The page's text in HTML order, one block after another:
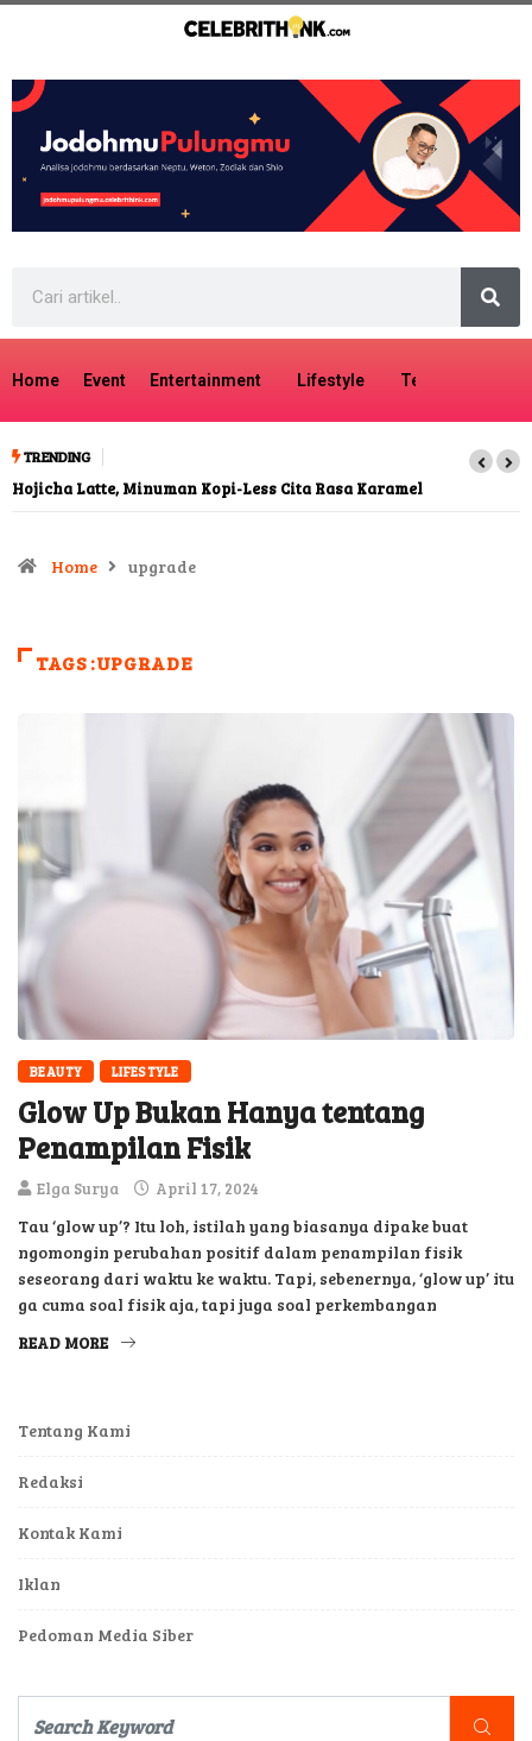
Home Event Entertainment Lifestyle Tech
TRENDING
Hojicha Latte, Minuman Kopi-Less Cita Rasa Karamel
Home upgrade
TAGS :UPGRADE
BEAUTY LIFESTYLE
Glow Up Bukan Hanya tentang
Penampilan Fisik
Elga Surya April 17, 2024
Tau ‘glow up’? Itu loh, istilah yang biasanya dipake buat
ngomongin perubahan positif dalam penampilan fisik
seseorang dari waktu ke waktu. Tapi, sebenernya, ‘glow up’ itu
ga cuma soal fisik aja, tapi juga soal perkembangan
READ MORE
Tentang Kami
Redaksi
Kontak Kami
Iklan
Pedoman Media Siber